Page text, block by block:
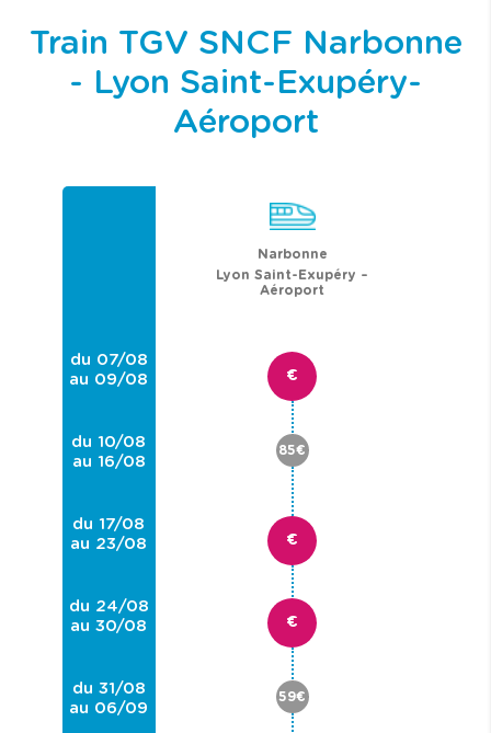
Train TGV SNCF Narbonne
- Lyon Saint-Exupéry-
Aéroport
du 07/08
au 09/08
du 10/08
au 16/08
du 17/08
au 23/08
du 24/08
au 30/08
du 31/08
au 06/09
Narbonne
Lyon Saint-Exupéry –
Aéroport
€
85€
€
€
59€